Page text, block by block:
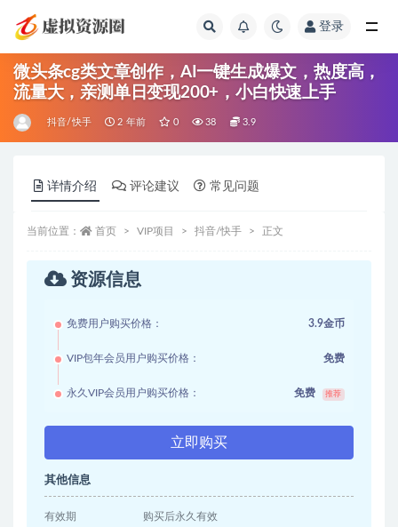
登录
微头条cg类文章创作，AI一键生成爆文，热度高，
流量大，亲测单日变现200+，小白快速上手
抖音/快手 2 年前 0 38 3.9
详情介绍 评论建议 常见问题
当前位置： 首页 VIP项目 抖音/快手 正文
资源信息
免费用户购买价格： 3.9金币
VIP包年会员用户购买价格： 免费
永久VIP会员用户购买价格： 免费 推荐
立即购买
其他信息
有效期 购买后永久有效